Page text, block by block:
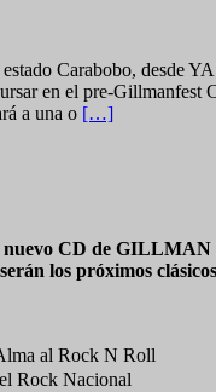
Carabobo, desde
en el pre-Gillmanfest
a una o […]
nuevo CD de
los próximos
al Rock N Roll
Rock Nacional